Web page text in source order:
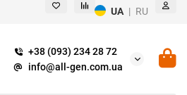
UA | RU
+38 (093) 234 28 72
info@all-gen.com.ua